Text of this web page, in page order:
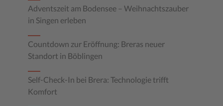
Adventszeit am Bodensee – Weihnachtszauber
in Singen erleben
Countdown zur Eröffnung: Breras neuer
Standort in Böblingen
Self-Check-In bei Brera: Technologie trifft
Komfort